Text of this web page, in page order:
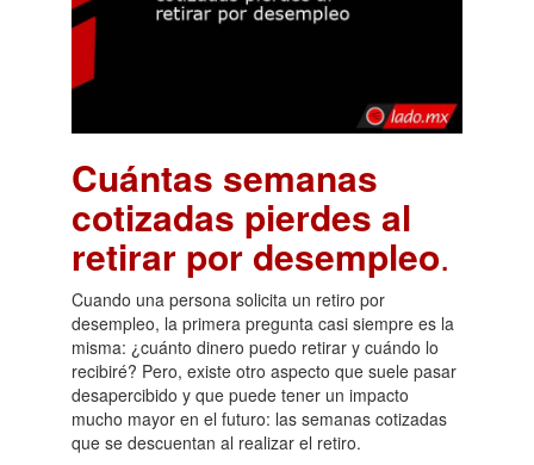
Cuántas semanas
cotizadas pierdes al
retirar por desempleo.
Cuando una persona solicita un retiro por
desempleo, la primera pregunta casi siempre es la
misma: ¿cuánto dinero puedo retirar y cuándo lo
recibiré? Pero, existe otro aspecto que suele pasar
desapercibido y que puede tener un impacto
mucho mayor en el futuro: las semanas cotizadas
que se descuentan al realizar el retiro.